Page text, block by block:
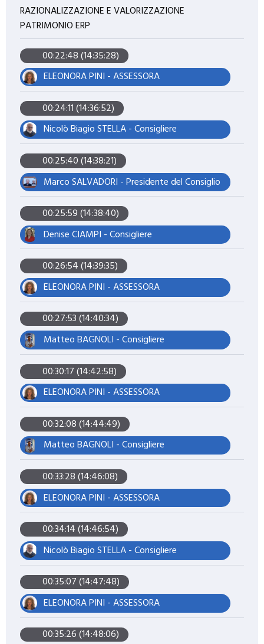
RAZIONALIZZAZIONE E VALORIZZAZIONE
PATRIMONIO ERP
00:22:48 (14:35:28)
ELEONORA PINI - ASSESSORA
00:24:11 (14:36:52)
Nicolò Biagio STELLA - Consigliere
00:25:40 (14:38:21)
Marco SALVADORI - Presidente del Consiglio
00:25:59 (14:38:40)
Denise CIAMPI - Consigliere
00:26:54 (14:39:35)
ELEONORA PINI - ASSESSORA
00:27:53 (14:40:34)
Matteo BAGNOLI - Consigliere
00:30:17 (14:42:58)
ELEONORA PINI - ASSESSORA
00:32:08 (14:44:49)
Matteo BAGNOLI - Consigliere
00:33:28 (14:46:08)
ELEONORA PINI - ASSESSORA
00:34:14 (14:46:54)
Nicolò Biagio STELLA - Consigliere
00:35:07 (14:47:48)
ELEONORA PINI - ASSESSORA
00:35:26 (14:48:06)